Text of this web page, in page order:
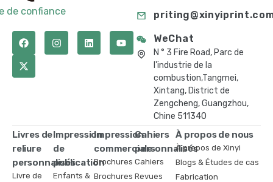
de confiance
WeChat
N ° 3 Fire Road, Parc de
l'industrie de la
combustion,Tangmei,
Xintang, District de
Zengcheng, Guangzhou,
Chine 511340
Livres de
reliure
personnalisés
Livre de
Impression
de
publication
Enfants &
Impression
commerciale
Brochures
Brochures
Cahiers
personnalisés
Cahiers
Revues
À propos de nous
À propos de Xinyi
Blogs & Études de cas
Fabrication